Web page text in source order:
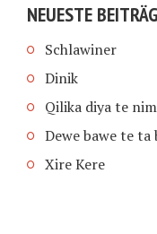
NEUESTE
Schlawiner
Dinik
Qilika diya te nim
Dewe bawe te ta
Xire Kere